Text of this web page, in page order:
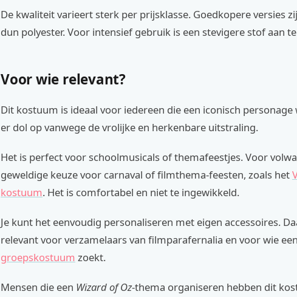
De kwaliteit varieert sterk per prijsklasse. Goedkopere versies
dun polyester. Voor intensief gebruik is een stevigere stof aan
Voor wie relevant?
Dit kostuum is ideaal voor iedereen die een iconisch personage
er dol op vanwege de vrolijke en herkenbare uitstraling.
Het is perfect voor schoolmusicals of themafeestjes. Voor
geweldige keuze voor carnaval of filmthema-feesten, zoals het
kostuum. Het is comfortabel en niet te ingewikkeld.
Je kunt het eenvoudig personaliseren met eigen accessoires.
relevant voor verzamelaars van filmparafernalia en voor wie een
groepskostuum zoekt.
Mensen die een Wizard of Oz-thema organiseren hebben dit